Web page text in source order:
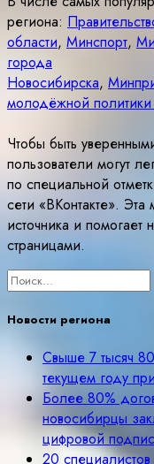
региона:
области, Минспорт,
города
Новосибирска,
молодёжной
Чтобы быть
пользователи могут
по специальной
сети «ВКонтакте».
источника и помогает
страницами.
Найти:
Новости региона
Свыше 7 тысяч
текущем году
Более 80%
новосибирцы
цифровой
20